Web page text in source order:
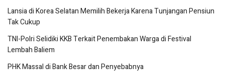
Lansia di Korea Selatan Memilih Bekerja Karena Tunjangan Pensiun
Tak Cukup
TNI-Polri Selidiki KKB Terkait Penembakan Warga di Festival
Lembah Baliem
PHK Massal di Bank Besar dan Penyebabnya